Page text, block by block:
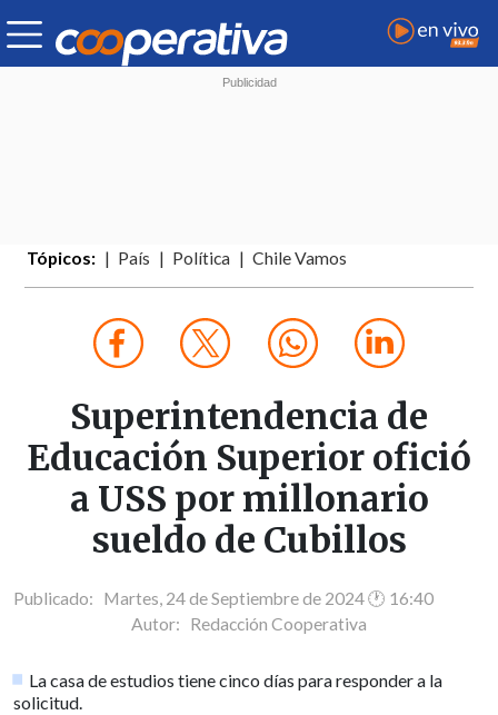
Tópicos: País Política Chile Vamos
Superintendencia de
Educación Superior ofició
a USS por millonario
sueldo de Cubillos
Publicado: Martes, 24 de Septiembre de 2024 🕐 16:40
Autor: Redacción Cooperativa
La casa de estudios tiene cinco días para responder a la
solicitud.